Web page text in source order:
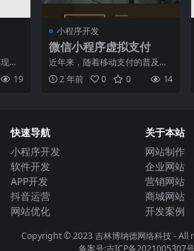
品
到
19
小程序开发
微信小程序虚拟支付
近年来，随着移动支付的普及和
发展，微信小程序虚拟支付作为
一种便捷、快速的支付方式
2 年前 0 0 14
快速导航
小程序开发
软件开发
APP开发
抖音运营
网站优化
关于本站
网站制作
企业网站
营销网站
商城网站
开发案例
Copyright © 2023吉林博纳德网络科技- All